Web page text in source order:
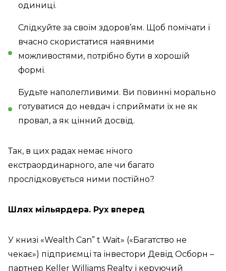
одиниці.
Слідкуйте за своїм здоров’ям. Щоб помічати і
вчасно скористатися наявними
можливостями, потрібно бути в хорошій
формі.
Будьте наполегливими. Ви повинні морально
готуватися до невдач і сприймати їх не як
провал, а як цінний досвід.
Так, в цих радах немає нічого
екстраординарного, але чи багато
прослідковується ними постійно?
Шлях мільярдера. Рух вперед
У книзі «Wealth Can” t Wait» («Багатство не
чекає») підприємці та інвестори Девід Осборн –
партнер Keller Williams Realty і керуючий